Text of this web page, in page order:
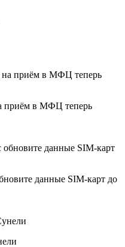
приём в МФЦ теперь
данные SIM-карт до